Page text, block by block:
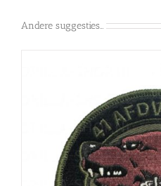
Andere suggesties…